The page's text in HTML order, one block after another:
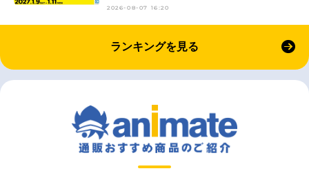
2026-08-07 16:20
ランキングを見る